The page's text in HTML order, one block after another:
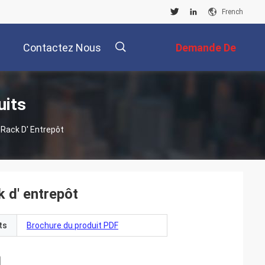
French
Contactez Nous Demande De
Soumission
D' Entrepôt
d' entrepôt
Brochure du produit PDF